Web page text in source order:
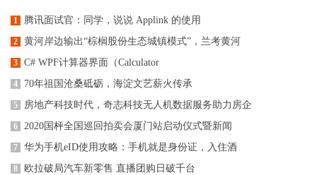
1 腾讯面试官：同学，说说 Applink 的使用
2 黄河岸边输出“棕榈股份生态城镇模式”，兰考黄河
3 C# WPF计算器界面（Calculator
4 70年祖国沧桑砥砺，海淀文艺薪火传承
5 房地产科技时代，奇志科技无人机数据服务助力房企
6 2020国枰全国巡回拍卖会厦门站启动仪式暨新闻
7 华为手机eID使用攻略：手机就是身份证，入住酒
8 欧拉破局汽车新零售 直播团购日破千台